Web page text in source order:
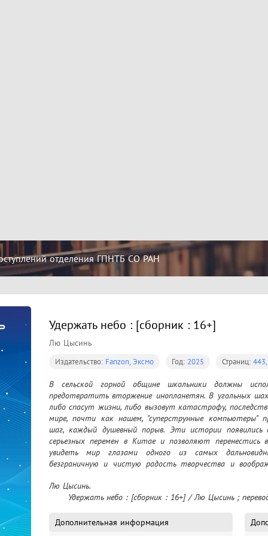
отделения ГПНТБ СО РАН
Удержать небо : [сборник : 16+]
Лю Цысинь
Издательство: Fanzon, Эксмо Год: 2025 Страниц:
В сельской горной общине школьники должны
предотвратить вторжение инопланетян. В угольных
либо спасут жизни, либо вызовут катастрофу,
мире, почти как нашем, "суперструнные компьютеры"
шаг, каждый душевный порыв. Эти истории появились
серьезных перемен в Китае и позволяют
увидеть мир глазами одного из самых
безграничную и чистую радость творчества и
Лю Цысинь.
Удержать небо : [сборник : 16+] / Лю Цысинь ;
Дополнительная информация